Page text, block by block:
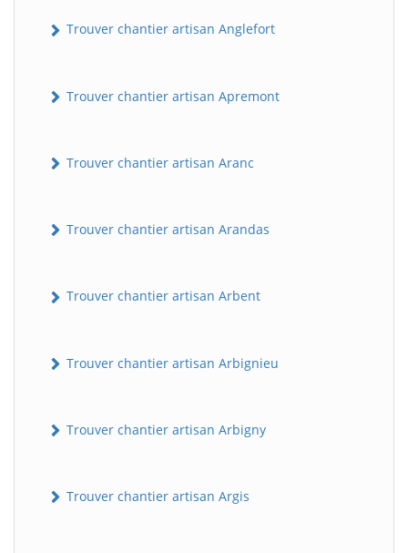
Trouver chantier artisan Anglefort
Trouver chantier artisan Apremont
Trouver chantier artisan Aranc
Trouver chantier artisan Arandas
Trouver chantier artisan Arbent
Trouver chantier artisan Arbignieu
Trouver chantier artisan Arbigny
Trouver chantier artisan Argis